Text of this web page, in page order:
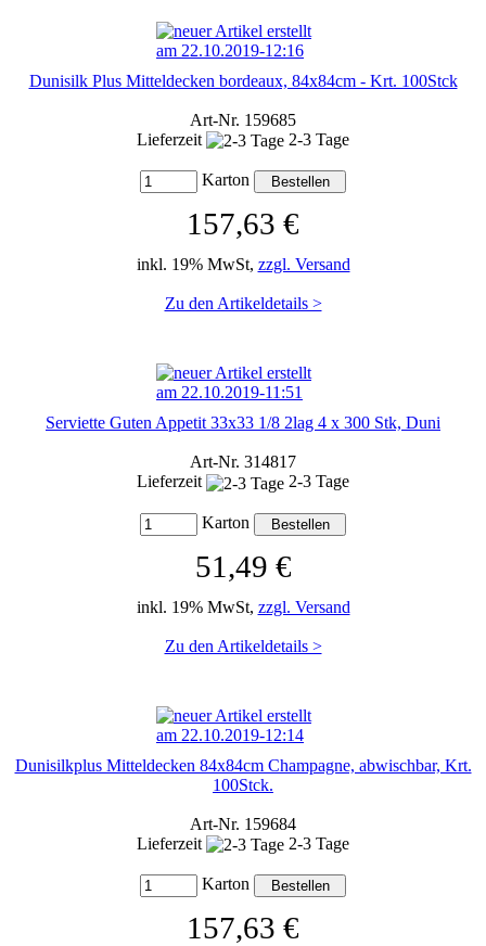
Dunisilk Plus Mitteldecken bordeaux, 84x84cm - Krt. 100Stck
Art-Nr. 159685
Lieferzeit
2-3 Tage
Karton
157,63 €
inkl. 19% MwSt, zzgl. Versand
Zu den Artikeldetails >
Serviette Guten Appetit 33x33 1/8 2lag 4 x 300 Stk, Duni
Art-Nr. 314817
Lieferzeit
2-3 Tage
Karton
51,49 €
inkl. 19% MwSt, zzgl. Versand
Zu den Artikeldetails >
Dunisilkplus Mitteldecken 84x84cm Champagne, abwischbar, Krt.
100Stck.
Art-Nr. 159684
Lieferzeit
2-3 Tage
Karton
157,63 €